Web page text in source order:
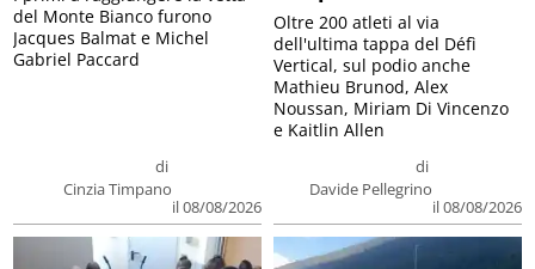
di
Cinzia Timpano
il 08/08/2026
del Monte Bianco furono
Jacques Balmat e Michel
Gabriel Paccard
di
Davide Pellegrino
il 08/08/2026
Oltre 200 atleti al via
dell'ultima tappa del Défì
Vertical, sul podio anche
Mathieu Brunod, Alex
Noussan, Miriam Di Vincenzo
e Kaitlin Allen